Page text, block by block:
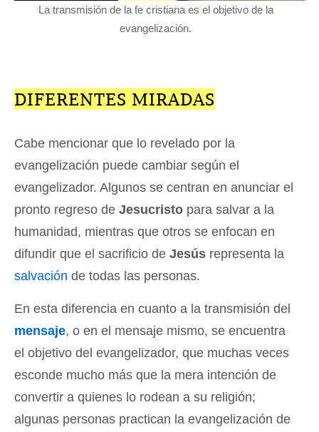
La transmisión de la fe cristiana es el objetivo de la
evangelización.
DIFERENTES MIRADAS
Cabe mencionar que lo revelado por la
evangelización puede cambiar según el
evangelizador. Algunos se centran en anunciar el
pronto regreso de Jesucristo para salvar a la
humanidad, mientras que otros se enfocan en
difundir que el sacrificio de Jesús representa la
salvación de todas las personas.
En esta diferencia en cuanto a la transmisión del
mensaje, o en el mensaje mismo, se encuentra
el objetivo del evangelizador, que muchas veces
esconde mucho más que la mera intención de
convertir a quienes lo rodean a su religión;
algunas personas practican la evangelización de